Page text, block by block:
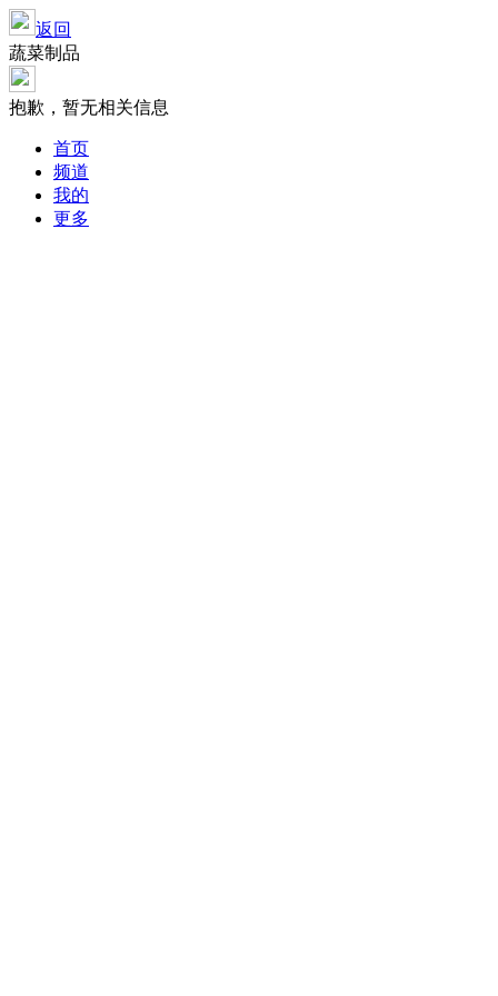
返回
蔬菜制品
抱歉，暂无相关信息
首页
频道
我的
更多